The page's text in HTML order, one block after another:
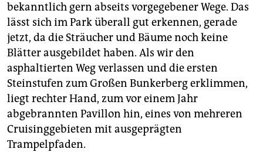
bekanntlich gern abseits vorgegebener Wege. Das
lässt sich im Park überall gut erkennen, gerade
jetzt, da die Sträucher und Bäume noch keine
Blätter ausgebildet haben. Als wir den
asphaltierten Weg verlassen und die ersten
Steinstufen zum Großen Bunkerberg erklimmen,
liegt rechter Hand, zum vor einem Jahr
abgebrannten Pavillon hin, eines von mehreren
Cruisinggebieten mit ausgeprägten
Trampelpfaden.